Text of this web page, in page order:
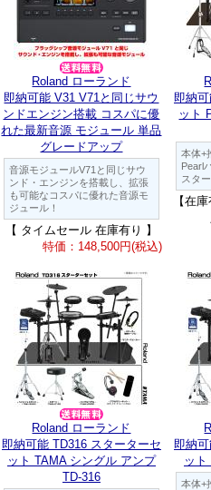
Roland ローランド
即納可能 V31 V71と同じサウ
ンドエンジン搭載 コスパに優
れた最新音源 モジュール 単品
グレードアップ
音源モジュールV71と同じサウ
ンド・エンジンを搭載し、拡張
も可能なコスパに優れた音源モ
ジュール！
【 タイムセール 在庫有り 】
特価：148,500円(税込)
即納
ット
本体+
Pearl
スタ
【在
Roland ローランド
即納可能 TD316 スターターセ
ット TAMA シングル アンプ
TD-316
即納
ッ
本体+